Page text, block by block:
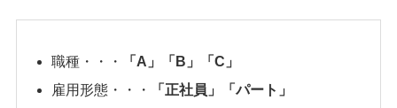
職種・・・ 「A」 「B」
「C」
雇用形態・・・
「正社員」
「パート」